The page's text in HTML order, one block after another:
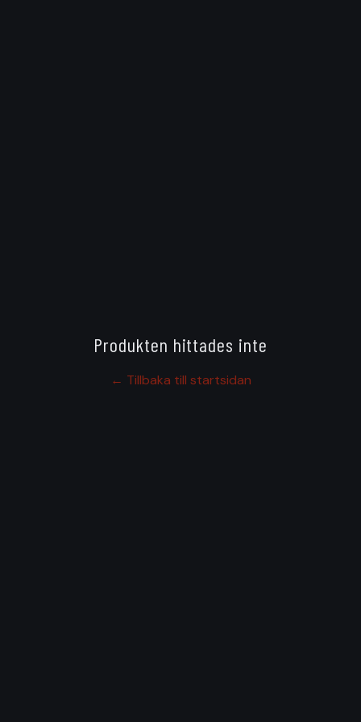
Produkten hittades inte
← Tillbaka till startsidan